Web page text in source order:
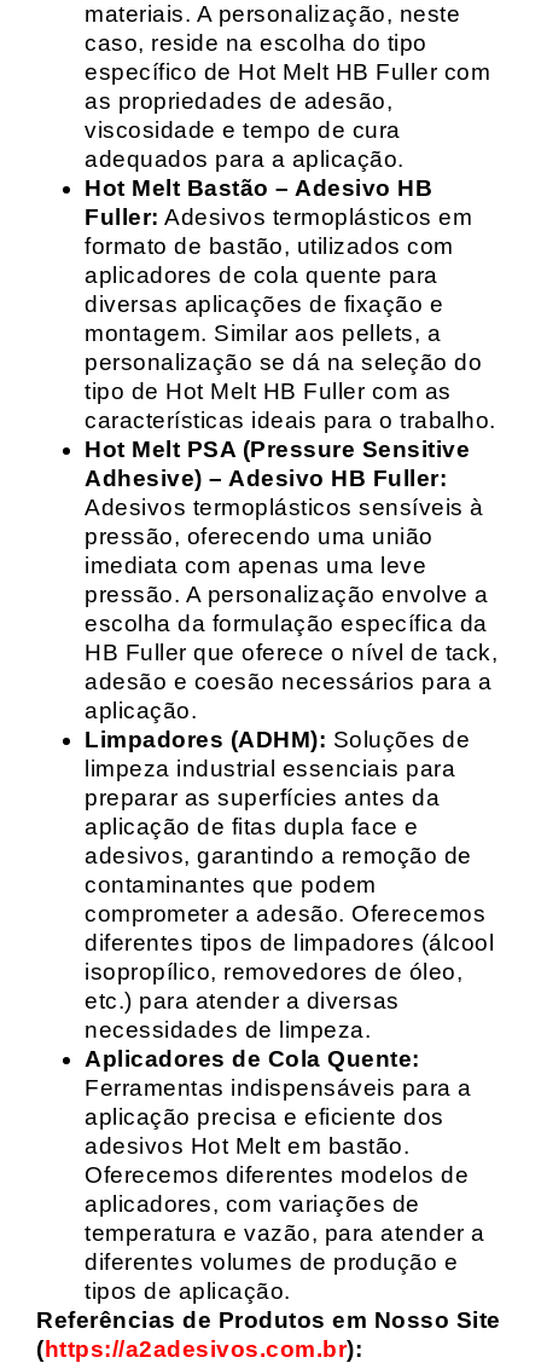
materiais. A personalização, neste
caso, reside na escolha do tipo
específico de Hot Melt HB Fuller com
as propriedades de adesão,
viscosidade e tempo de cura
adequados para a aplicação.
Hot Melt Bastão – Adesivo HB
Fuller: Adesivos termoplásticos em
formato de bastão, utilizados com
aplicadores de cola quente para
diversas aplicações de fixação e
montagem. Similar aos pellets, a
personalização se dá na seleção do
tipo de Hot Melt HB Fuller com as
características ideais para o trabalho.
Hot Melt PSA (Pressure Sensitive
Adhesive) – Adesivo HB Fuller:
Adesivos termoplásticos sensíveis à
pressão, oferecendo uma união
imediata com apenas uma leve
pressão. A personalização envolve a
escolha da formulação específica da
HB Fuller que oferece o nível de tack,
adesão e coesão necessários para a
aplicação.
Limpadores (ADHM): Soluções de
limpeza industrial essenciais para
preparar as superfícies antes da
aplicação de fitas dupla face e
adesivos, garantindo a remoção de
contaminantes que podem
comprometer a adesão. Oferecemos
diferentes tipos de limpadores (álcool
isopropílico, removedores de óleo,
etc.) para atender a diversas
necessidades de limpeza.
Aplicadores de Cola Quente:
Ferramentas indispensáveis para a
aplicação precisa e eficiente dos
adesivos Hot Melt em bastão.
Oferecemos diferentes modelos de
aplicadores, com variações de
temperatura e vazão, para atender a
diferentes volumes de produção e
tipos de aplicação.
Referências de Produtos em Nosso Site
(https://a2adesivos.com.br):